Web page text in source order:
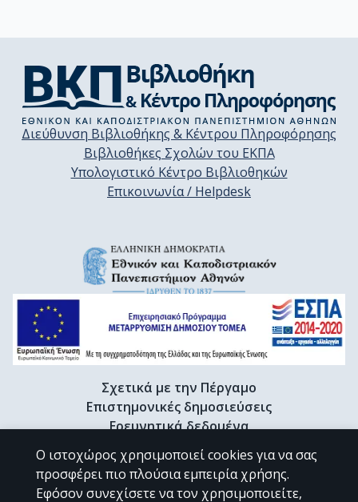
Διεύθυνση Βιβλιοθήκης & Κέντρου Πληροφόρησης
Βιβλιοθήκες Σχολών του ΕΚΠΑ
Υπολογιστικό Κέντρο Βιβλιοθηκών
Επικοινωνία / Helpdesk
Σχετικά με την Πέργαμο
Επιστημονικές δημοσιεύσεις
Ερευνητικά δεδομένα
Διδακτορικές διατριβές & Γκρίζα βιβλιογραφία
Προφίλ Ερευνητή
Ο ιστοχώρος χρησιμοποιεί cookies για να σας
προσφέρει πιο πλούσια εμπειρία χρήσης.
Εφόσον συνεχίσετε να τον χρησιμοποιείτε,